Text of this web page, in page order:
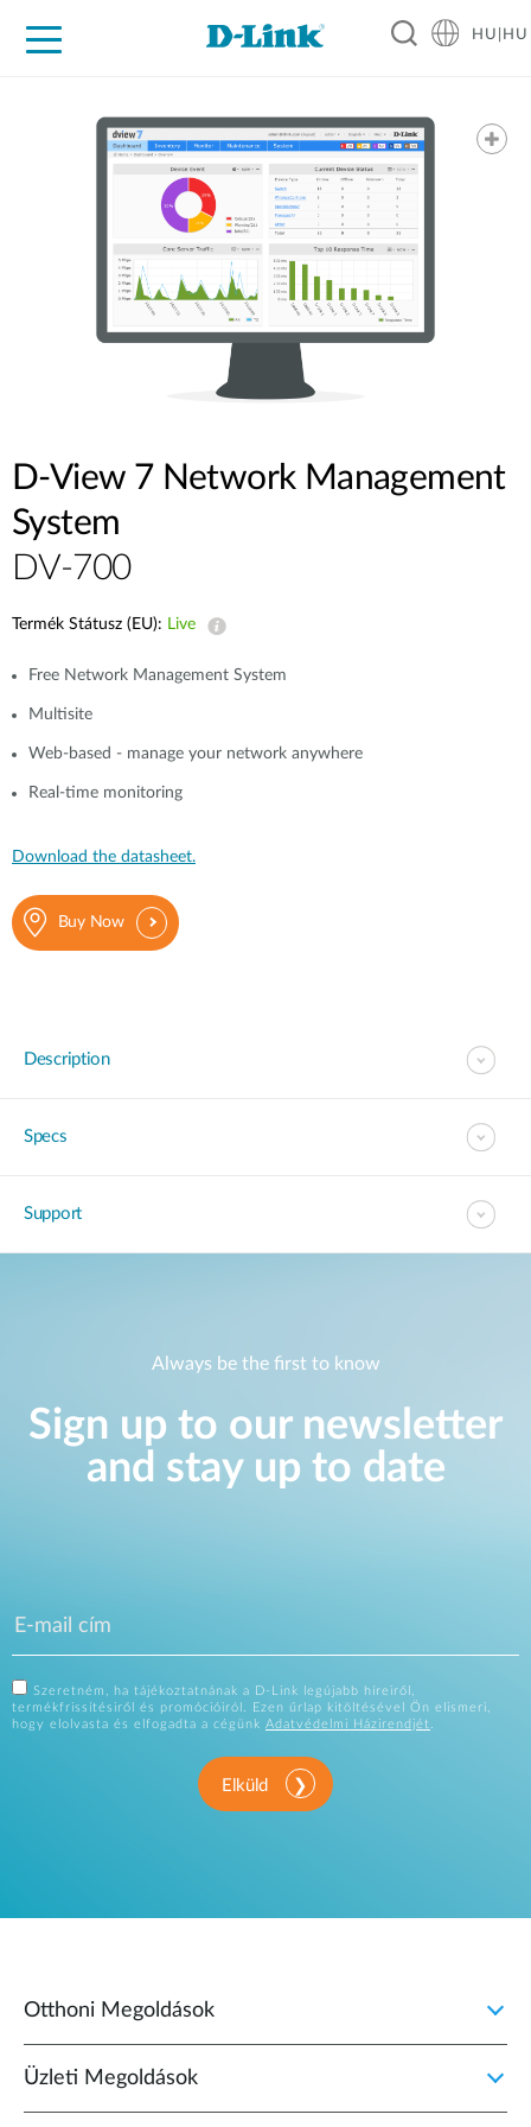
HU|HU
D-View 7 Network Management
System
DV-700
Termék Státusz (EU): Live
Free Network Management System
Multisite
Web-based - manage your network anywhere
Real-time monitoring
Download the datasheet.
Buy Now
Description
Specs
Support
Always be the first to know
Sign up to our newsletter
and stay up to date
Szeretném, ha tájékoztatnának a D-Link legújabb híreiről,
termékfrissítésiről és promócióiról. Ezen űrlap kitöltésével Ön elismeri,
hogy elolvasta és elfogadta a cégünk Adatvédelmi Házirendjét.
Elküld
Otthoni Megoldások
Üzleti Megoldások